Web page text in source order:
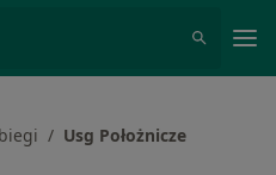
Usg Położnicze